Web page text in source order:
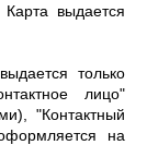
Карта выдается
только
лицо"
"Контактный
на